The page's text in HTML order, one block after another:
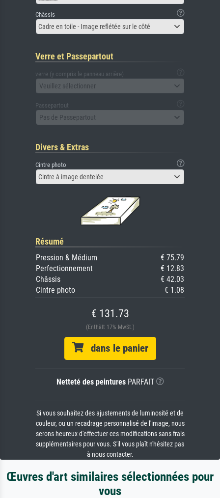
Châssis
Cadre en toile - Image reflétée sur le côté
Verre et Passepartout
verre (y compris le panneau arrière)
Veuillez sélectionner
Passepartout
Pas de Passepartout
Divers & Extras
Cintre photo
Cintre à image dentelée
Résumé
Pression & Médium
€ 75.79
Perfectionnement
€ 12.83
Châssis
€ 42.03
Cintre photo
€ 1.08
€ 131.73
(Enthält 17% MwSt.)
dans le panier
Netteté des peinturesPARFAIT
Si vous souhaitez des ajustements de luminosité et de
couleur, ou un recadrage personnalisé de l'image, nous
serons heureux d'effectuer ces modifications sans frais
supplémentaires pour vous. S'il vous plaît n'hésitez pas
à nous contacter.
Œuvres d'art similaires sélectionnées pour
vous